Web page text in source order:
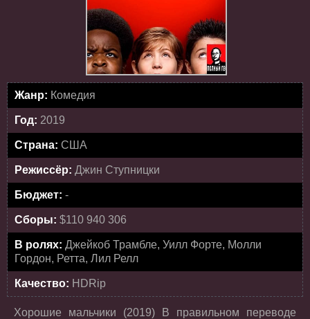
Жанр: Комедия
Год: 2019
Страна: США
Режиссёр: Джин Ступницки
Бюджет: -
Сборы: $110 940 306
В ролях: Джейкоб Трамбле, Уилл Форте, Молли
Гордон, Ретта, Лил Релл
Качество: HDRip
Хорошие мальчики (2019) В правильном переводе